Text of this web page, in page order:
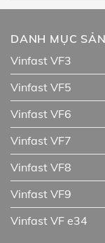
DANH MỤC
Vinfast VF3
Vinfast VF5
Vinfast VF6
Vinfast VF7
Vinfast VF8
Vinfast VF9
Vinfast VF e34